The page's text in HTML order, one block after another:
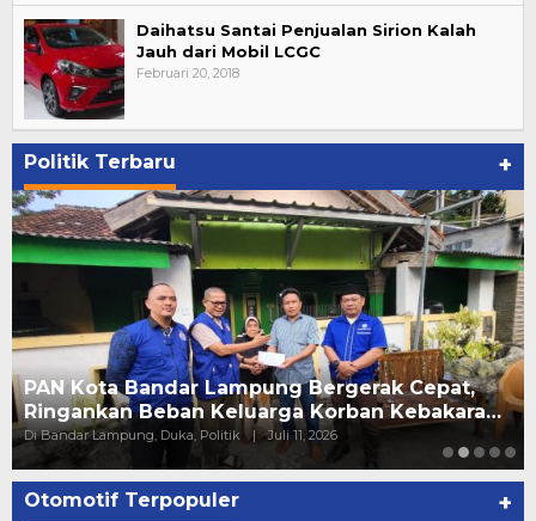
Daihatsu Santai Penjualan Sirion Kalah
Jauh dari Mobil LCGC
Februari 20, 2018
Politik Terbaru +
PAN Kota Bandar Lampung Bergerak Cepat,
Ringankan Beban Keluarga Korban Kebakara…
Di Bandar Lampung, Duka, Politik | Juli 11, 2026
Otomotif Terpopuler +